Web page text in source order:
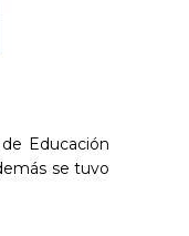
Educación
se tuvo